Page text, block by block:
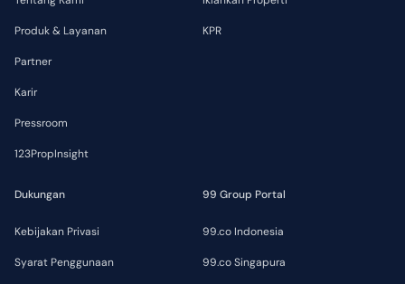
Produk & Layanan
Partner
Karir
Pressroom
123PropInsight
KPR
Dukungan
Kebijakan Privasi
Syarat Penggunaan
99 Group Portal
99.co Indonesia
99.co Singapura